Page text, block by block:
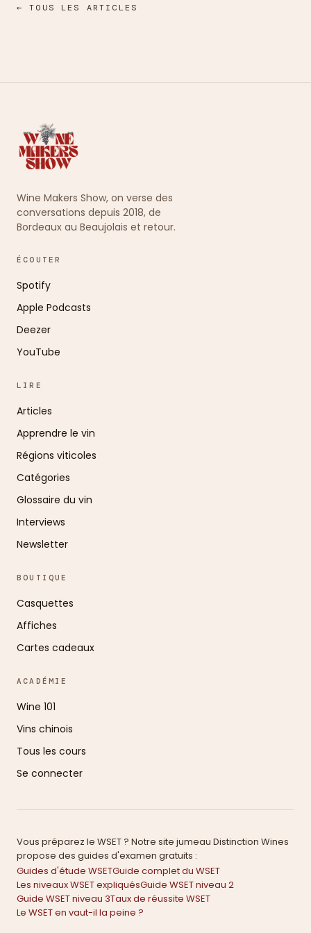
← TOUS LES ARTICLES
Wine Makers Show, on verse des
conversations depuis 2018, de
Bordeaux au Beaujolais et retour.
ÉCOUTER
Spotify
Apple Podcasts
Deezer
YouTube
LIRE
Articles
Apprendre le vin
Régions viticoles
Catégories
Glossaire du vin
Interviews
Newsletter
BOUTIQUE
Casquettes
Affiches
Cartes cadeaux
ACADÉMIE
Wine 101
Vins chinois
Tous les cours
Se connecter
Vous préparez le WSET ? Notre site jumeau Distinction Wines
propose des guides d'examen gratuits :
Guides d'étude WSETGuide complet du WSET
Les niveaux WSET expliquésGuide WSET niveau 2
Guide WSET niveau 3Taux de réussite WSET
Le WSET en vaut-il la peine ?